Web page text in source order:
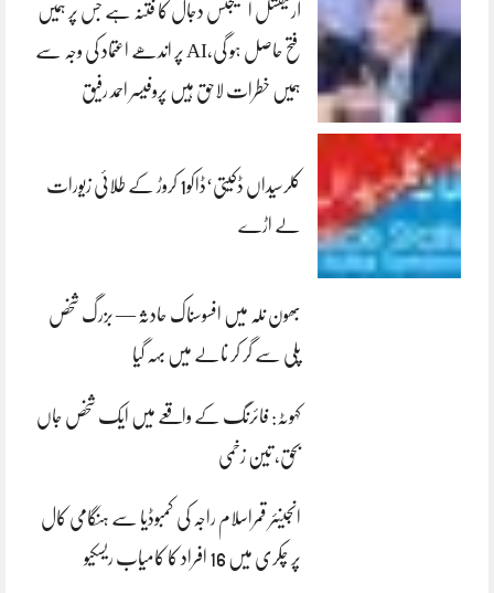
آرٹیفشل انٹلیجنس دجال کا فتنہ ہے جس پر ہمیں
فتح حاصل ہو گی،AI پر اندھے اعتماد کی وجہ سے
ہمیں خطرات لاحق ہیں پروفیسر احمد رفیق
کلرسیداں ڈکیتی‘ڈاکو1 کروڑ کے طلائی زیورات
لے اڑے
بھون نلہ میں افسوسناک حادثہ — بزرگ شخص
پلی سے گر کر نالے میں بہہ گیا
کہوٹہ: فائرنگ کے واقعے میں ایک شخص جاں
بحق، تین زخمی
انجینئر قمراسلام راجہ کی کمبوڈیا سے ہنگامی کال
پر چکری میں 16 افراد کا کامیاب ریسکیو